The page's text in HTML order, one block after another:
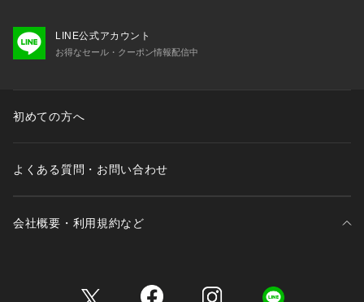
LINE公式アカウント
お得なセール・クーポン情報配信中
初めての方へ
よくある質問・お問い合わせ
会社概要・利用規約など